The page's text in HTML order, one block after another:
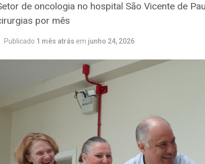
de oncologia no hospital São Vicente de
por mês
Publicado 1 mês atrás em junho 24, 2026